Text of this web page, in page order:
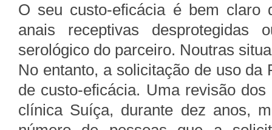
O seu custo-eficácia é bem claro
anais receptivas
serológico do parceiro. Noutras
No entanto, a solicitação de uso
de custo-eficácia. Uma revisão
clínica Suíça, durante dez anos,